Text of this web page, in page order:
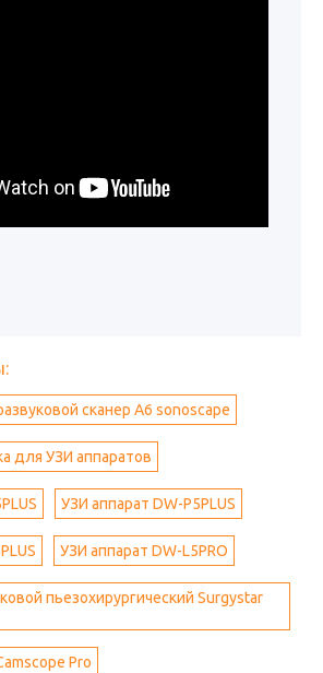
сканер A6 sonoscape
для УЗИ аппаратов
УЗИ аппарат DW-Р5PLUS
УЗИ аппарат DW-L5PRO
пьезохирургический Surgystar
Pro